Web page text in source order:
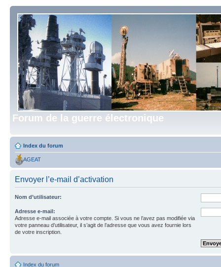
Forum de la guerre électronique
Index du forum
AGEAT
Envoyer l’e-mail d’activation
Nom d’utilisateur:
Adresse e-mail:
Adresse e-mail associée à votre compte. Si vous ne l’avez pas modifiée via
votre panneau d’utilisateur, il s’agit de l’adresse que vous avez fournie lors
de votre inscription.
Index du forum